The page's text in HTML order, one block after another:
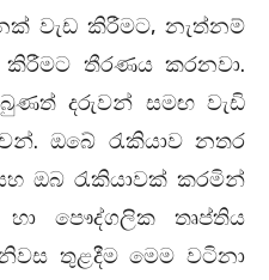
වැඩ කිරීමට, නැත්නම්
කිරීමට තීරණය කරනවා.
දරුවන් සමඟ වැඩි
ඔබේ රැකියාව නතර
ඔබ රැකියාවක් කරමින්
පෞද්ගලික තෘප්තිය
තුළදීම මෙම වටිනා